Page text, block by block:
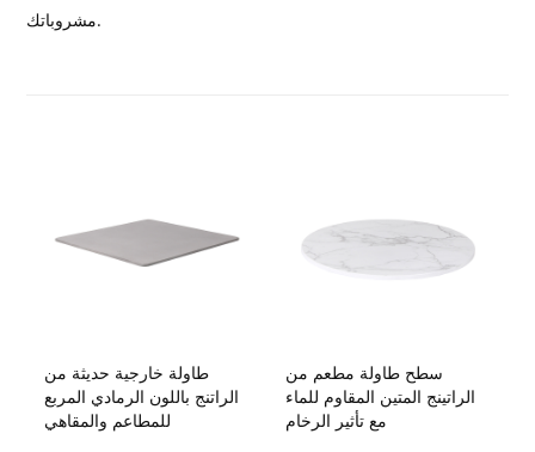
مشروباتك.
طاولة خارجية حديثة من
الراتنج باللون الرمادي المربع
للمطاعم والمقاهي
سطح طاولة مطعم من
الراتينج المتين المقاوم للماء
مع تأثير الرخام